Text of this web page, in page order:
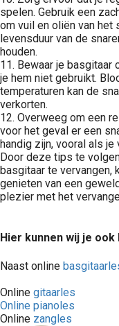
spelen. Gebruik een
om vuil en oliën van het
levensduur van de
houden.
11. Bewaar je basgitaar
je hem niet gebruikt.
temperaturen kan de
verkorten.
12. Overweeg om een
voor het geval er een
handig zijn, vooral als je
Door deze tips te
basgitaar te vervangen,
genieten van een
plezier met het
Hier kunnen wij je ook
Naast online
Online gitaarles
Online pianoles
Online zangles